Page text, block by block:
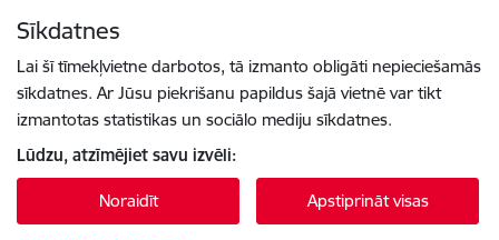
Sīkdatnes
Lai šī tīmekļvietne darbotos, tā izmanto obligāti nepieciešamās
sīkdatnes. Ar Jūsu piekrišanu papildus šajā vietnē var tikt
izmantotas statistikas un sociālo mediju sīkdatnes.
Lūdzu, atzīmējiet savu izvēli:
Noraidīt Apstiprināt visas